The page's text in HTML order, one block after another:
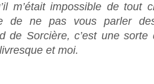
m’était impossible de tout
de ne pas vous parler
de Sorcière, c’est une
et moi.